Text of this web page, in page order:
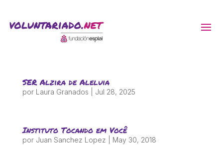
SER Alzira de Aleluia
por Laura Granados Jul 28, 2025
Instituto Tocando em Você
por Juan Sanchez Lopez May 30, 2018
MÓN ESCOLAR
ALBERG CENTRE ESPLAI